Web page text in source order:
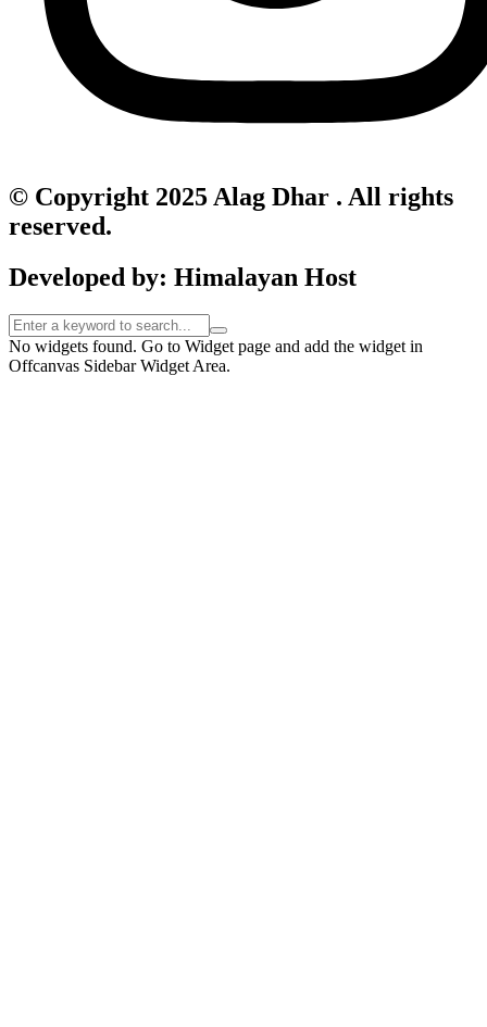
© Copyright 2025 Alag Dhar . All rights
reserved.
Developed by: Himalayan Host
No widgets found. Go to Widget page and add the widget in
Offcanvas Sidebar Widget Area.